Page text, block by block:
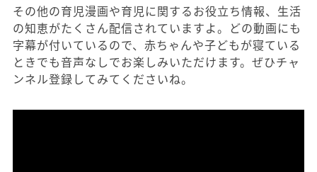
その他の育児漫画や育児に関するお役立ち情報、生活
の知恵がたくさん配信されていますよ。どの動画にも
字幕が付いているので、赤ちゃんや子どもが寝ている
ときでも音声なしでお楽しみいただけます。ぜひチャ
ンネル登録してみてくださいね。